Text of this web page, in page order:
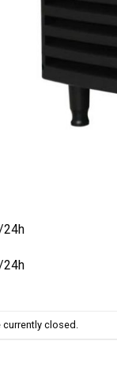
24h
24h
closed.